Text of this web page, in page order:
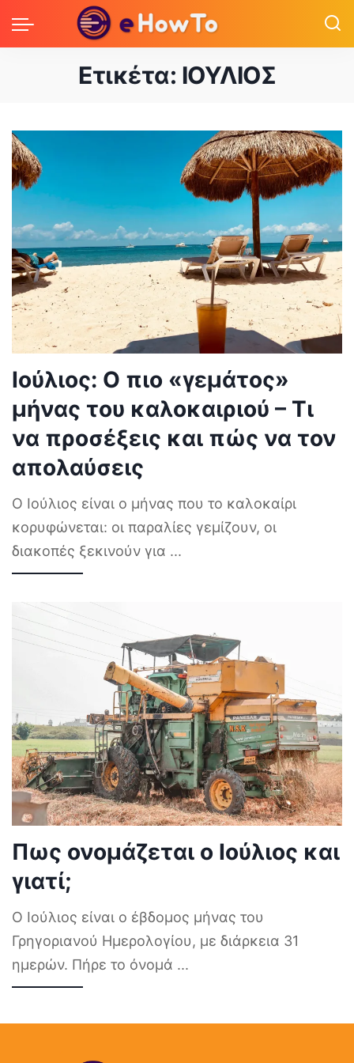
Ετικέτα: ΙΟΥΛΙΟΣ
Ιούλιος: Ο πιο «γεμάτος»
μήνας του καλοκαιριού – Τι
να προσέξεις και πώς να τον
απολαύσεις
Ο Ιούλιος είναι ο μήνας που το καλοκαίρι
κορυφώνεται: οι παραλίες γεμίζουν, οι
διακοπές ξεκινούν για ...
Πως ονομάζεται ο Ιούλιος και
γιατί;
Ο Ιούλιος είναι ο έβδομος μήνας του
Γρηγοριανού Ημερολογίου, με διάρκεια 31
ημερών. Πήρε το όνομά ...